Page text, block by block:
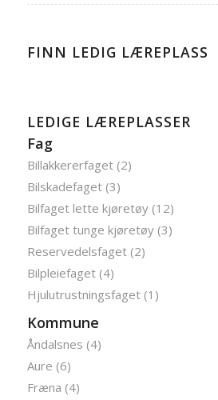
FINN LEDIG LÆREPLASS
LEDIGE LÆREPLASSER
Fag
Billakkererfaget (2)
Bilskadefaget (3)
Bilfaget lette kjøretøy (12)
Bilfaget tunge kjøretøy (3)
Reservedelsfaget (2)
Bilpleiefaget (4)
Hjulutrustningsfaget (1)
Kommune
Åndalsnes (4)
Aure (6)
Fræna (4)